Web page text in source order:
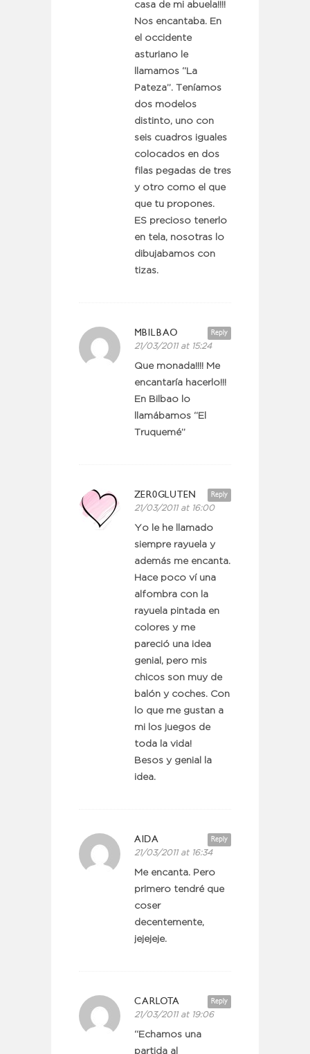
casa de mi abuela!!!!
Nos encantaba. En
el occidente
asturiano le
llamamos “La
Pateza”. Teníamos
dos modelos
distinto, uno con
seis cuadros iguales
colocados en dos
filas pegadas de tres
y otro como el que
que tu propones.
ES precioso tenerlo
en tela, nosotras lo
dibujabamos con
tizas.
Reply
MBILBAO
21/03/2011 at 15:24
Que monada!!!! Me
encantaría hacerlo!!!
En Bilbao lo
llamábamos “El
Truquemé”
Reply
ZER0GLUTEN
21/03/2011 at 16:00
Yo le he llamado
siempre rayuela y
además me encanta.
Hace poco ví una
alfombra con la
rayuela pintada en
colores y me
pareció una idea
genial, pero mis
chicos son muy de
balón y coches. Con
lo que me gustan a
mi los juegos de
toda la vida!
Besos y genial la
idea.
Reply
AIDA
21/03/2011 at 16:34
Me encanta. Pero
primero tendré que
coser
decentemente,
jejejeje.
Reply
CARLOTA
21/03/2011 at 19:06
“Echamos una
partida al